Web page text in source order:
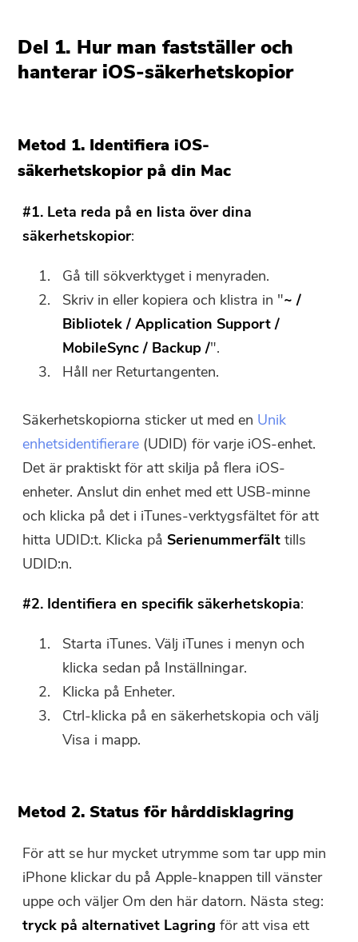
Del 1. Hur man fastställer och
hanterar iOS-säkerhetskopior
Metod 1. Identifiera iOS-
säkerhetskopior på din Mac
#1. Leta reda på en lista över dina
säkerhetskopior:
Gå till sökverktyget i menyraden.
Skriv in eller kopiera och klistra in "~ /
Bibliotek / Application Support /
MobileSync / Backup /".
Håll ner Returtangenten.
Säkerhetskopiorna sticker ut med en Unik
enhetsidentifierare (UDID) för varje iOS-enhet.
Det är praktiskt för att skilja på flera iOS-
enheter. Anslut din enhet med ett USB-minne
och klicka på det i iTunes-verktygsfältet för att
hitta UDID:t. Klicka på Serienummerfält tills
UDID:n.
#2. Identifiera en specifik säkerhetskopia:
Starta iTunes. Välj iTunes i menyn och
klicka sedan på Inställningar.
Klicka på Enheter.
Ctrl-klicka på en säkerhetskopia och välj
Visa i mapp.
Metod 2. Status för hårddisklagring
För att se hur mycket utrymme som tar upp min
iPhone klickar du på Apple-knappen till vänster
uppe och väljer Om den här datorn. Nästa steg:
tryck på alternativet Lagring för att visa ett